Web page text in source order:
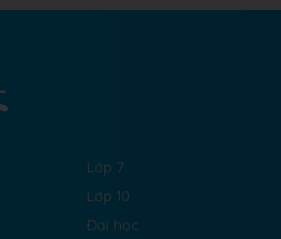
Lớp 7
Lớp 10
Đại học